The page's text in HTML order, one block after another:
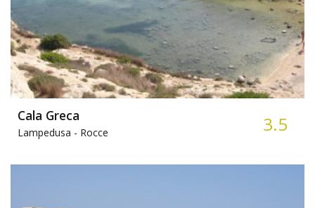
Cala Greca
Lampedusa - Rocce 3.5